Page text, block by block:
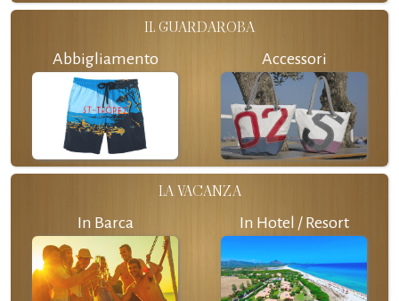
IL GUARDAROBA
Abbigliamento Accessori
LA VACANZA
In Barca In Hotel / Resort